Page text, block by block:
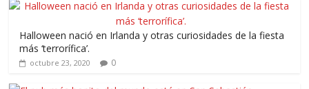
Halloween nació en Irlanda y otras curiosidades de la fiesta
más ‘terrorífica’.
octubre 23, 2020 0